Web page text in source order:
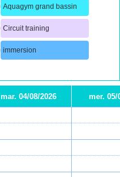
Aquagym grand bassin
Circuit training
immersion
mar. 04/08/2026 mer. 05/